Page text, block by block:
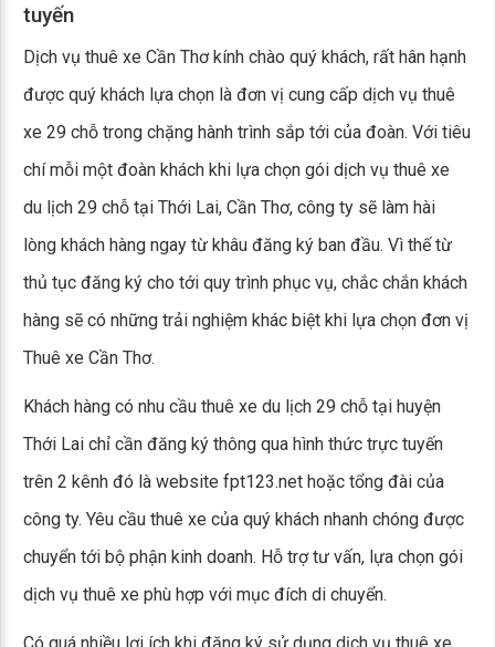
tuyến
Dịch vụ thuê xe Cần Thơ kính chào quý khách, rất hân hạnh
được quý khách lựa chọn là đơn vị cung cấp dịch vụ thuê
xe 29 chỗ trong chặng hành trình sắp tới của đoàn. Với tiêu
chí mỗi một đoàn khách khi lựa chọn gói dịch vụ thuê xe
du lịch 29 chỗ tại Thới Lai, Cần Thơ, công ty sẽ làm hài
lòng khách hàng ngay từ khâu đăng ký ban đầu. Vì thế từ
thủ tục đăng ký cho tới quy trình phục vụ, chắc chắn khách
hàng sẽ có những trải nghiệm khác biệt khi lựa chọn đơn vị
Thuê xe Cần Thơ.
Khách hàng có nhu cầu thuê xe du lịch 29 chỗ tại huyện
Thới Lai chỉ cần đăng ký thông qua hình thức trực tuyến
trên 2 kênh đó là website fpt123.net hoặc tổng đài của
công ty. Yêu cầu thuê xe của quý khách nhanh chóng được
chuyển tới bộ phận kinh doanh. Hỗ trợ tư vấn, lựa chọn gói
dịch vụ thuê xe phù hợp với mục đích di chuyển.
Có quá nhiều lợi ích khi đăng ký sử dụng dịch vụ thuê xe